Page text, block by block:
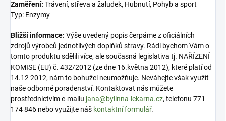
Zaměření: Trávení, střeva a žaludek, Hubnutí, Pohyb a sport
Typ: Enzymy
Bližší informace: Výše uvedený popis čerpáme z oficiálních
zdrojů výrobců jednotlivých doplňků stravy. Rádi bychom Vám o
tomto produktu sdělili více, ale současná legislativa tj. NAŘÍZENÍ
KOMISE (EU) č. 432/2012 (ze dne 16.května 2012), které platí od
14.12 2012, nám to bohužel neumožňuje. Neváhejte však využít
naše odborné poradenství. Kontaktovat nás můžete
prostřednictvím e-mailu jana@bylinna-lekarna.cz, telefonu 771
174 846 nebo využijte náš kontaktní formulář.